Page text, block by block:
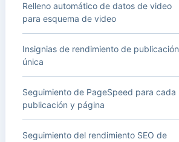
Relleno automático de datos de video
para esquema de video
Insignias de rendimiento de publicación
única
Seguimiento de PageSpeed para cada
publicación y página
Seguimiento del rendimiento SEO de